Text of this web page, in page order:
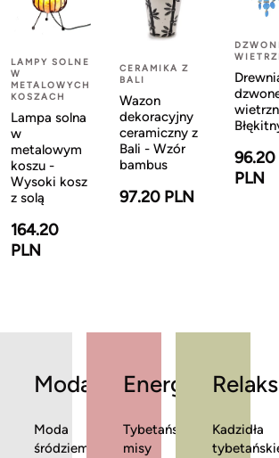
LAMPY SOLNE
W
METALOWYCH
KOSZACH
Lampa solna
w
metalowym
koszu -
Wysoki kosz
z solą
164.20
PLN
CERAMIKA Z
BALI
Wazon
dekoracyjny
ceramiczny z
Bali - Wzór
bambus
97.20 PLN
96.20
PLN
Moda
Moda
śródziemnomorska
Energia
Tybetańskie
misy
Relaks
Kadzidła